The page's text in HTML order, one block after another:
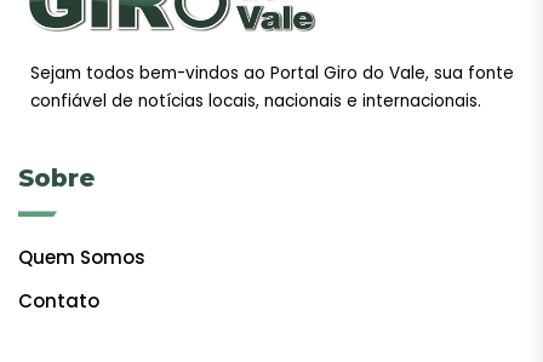
Sejam todos bem-vindos ao Portal Giro do Vale, sua fonte
confiável de notícias locais, nacionais e internacionais.
Sobre
Quem Somos
Contato